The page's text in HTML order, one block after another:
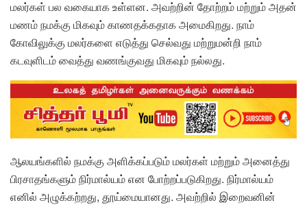
மலர்கள் பல வகையாக உள்ளன. அவற்றின் தோற்றம் மற்றும் அதன்
மணம் நமக்கு மிகவும் காணதக்கதாக அமைகிறது. நாம்
கோவிலுக்கு மலர்களை எடுத்து செல்வது மற்றுமன்றி நாம்
கடவுளிடம் வைத்து வணங்குவது மிகவும் நல்லது.
ஆலயங்களில் நமக்கு அளிக்கப்படும் மலர்கள் மற்றும் அனைத்து
பிரசாதங்களும் நிர்மால்யம் என போற்றப்படுகிறது. நிர்மால்யம்
எனில் அழுக்கற்றது, தூய்மையானது. அவற்றில் இறைவனின்